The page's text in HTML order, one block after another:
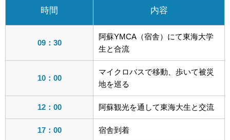
時間 内容
09：30
阿蘇YMCA（宿舎）にて東海大学
生と合流
10：00
マイクロバスで移動、歩いて被災
地を巡る
12：00 阿蘇観光を通して東海大生と交流
17：00 宿舎到着